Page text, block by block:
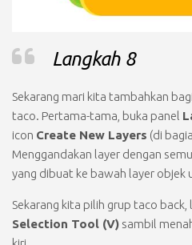
Langkah 8
Sekarang mari kita tambahkan
taco. Pertama-tama, buka panel
icon Create New Layers (di
Menggandakan layer dengan
yang dibuat ke bawah layer objek
Sekarang kita pilih grup taco
Selection Tool (V) sambil